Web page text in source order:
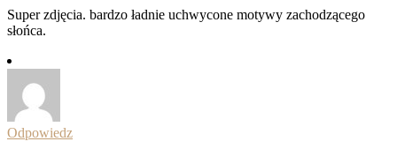
Super zdjęcia. bardzo ładnie uchwycone motywy zachodzącego
słońca.
Odpowiedz